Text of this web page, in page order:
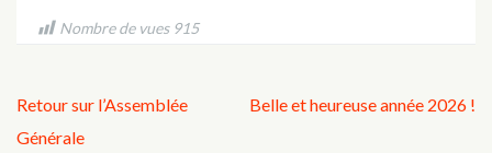
Nombre de vues 915
Navigation
de
Retour sur l’Assemblée
Générale
Belle et heureuse année 2026 !